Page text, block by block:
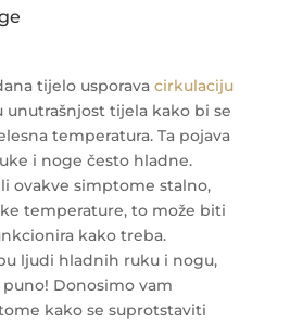
tijelo usporava cirkulaciju
unutrašnjost tijela kako bi se
temperatura. Ta pojava
i noge često hladne.
ovakve simptome stalno,
temperature, to može biti
kako treba.
ljudi hladnih ruku i nogu,
Donosimo vam
kako se suprotstaviti